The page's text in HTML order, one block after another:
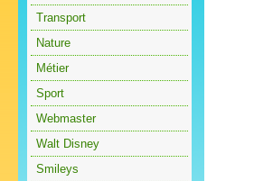
Transport
Nature
Métier
Sport
Webmaster
Walt Disney
Smileys